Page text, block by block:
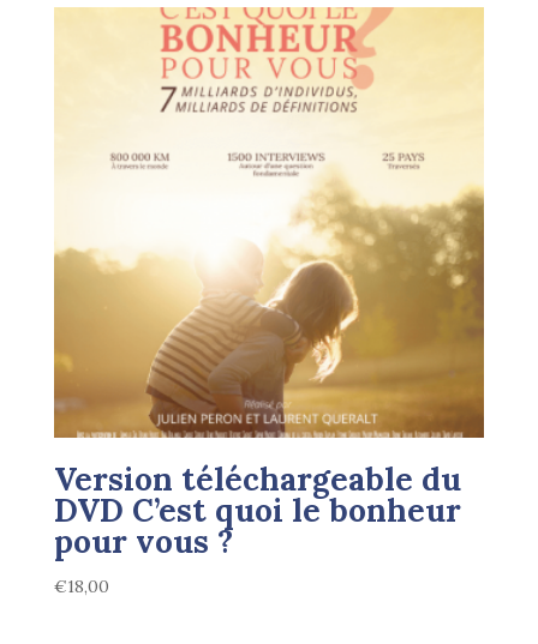
Version téléchargeable du
DVD C’est quoi le bonheur
pour vous ?
€18,00